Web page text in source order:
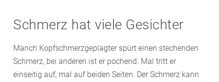
Schmerz hat viele Gesichter
Manch Kopfschmerzgeplagter spürt einen stechenden
Schmerz, bei anderen ist er pochend. Mal tritt er
einseitig auf, mal auf beiden Seiten. Der Schmerz kann